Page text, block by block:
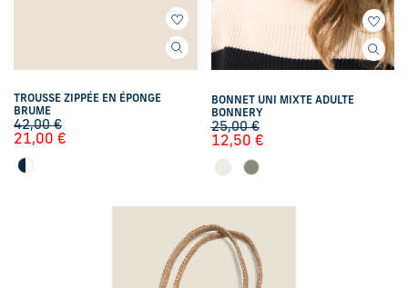
TROUSSE ZIPPÉE EN ÉPONGE
BRUME
42,00€
21,00 €
BONNET UNI MIXTE ADULTE
BONNERY
25,00€
12,50 €